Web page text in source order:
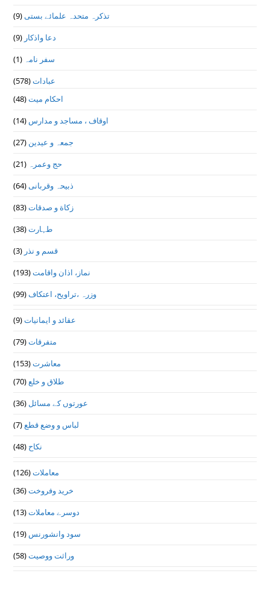
تذكرہ متحدہ علمائے بستى(9)
دعا واذكار (9)
سفر نامہ (1)
عبادات(578)
احکام میت(48)
اوقاف ، مساجد و مدارس (14)
جمعہ و عیدین (27)
حج وعمرہ (21)
ذبیحہ وقربانی(64)
زکاة و صدقات(83)
طہارت(38)
قسم و نذر (3)
نماز، اذان واقامت(193)
وزرہ ،تراويح، اعتكاف(99)
عقائد و ایمانیات(9)
متفرقات(79)
معاشرت(153)
طلاق و خلع(70)
عورتوں کے مسائل (36)
لباس و وضع قطع(7)
نکاح (48)
معاملات(126)
خرید وفروخت(36)
دوسرے معاملات(13)
سود وانشورنس (19)
وراثت ووصيت(58)